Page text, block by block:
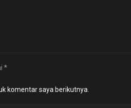
*
komentar saya berikutnya.